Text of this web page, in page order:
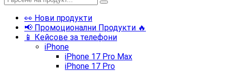
👀 Нови продукти
📢 Промоционални Продукти 🔥
📱 Кейсове за телефони
iPhone
iPhone 17 Pro Max
iPhone 17 Pro